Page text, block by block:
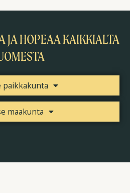
JA HOPEAA KAIKKIALTA
paikkakunta
maakunta